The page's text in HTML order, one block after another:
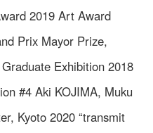
2019 Art Award
Prix Mayor Prize,
Exhibition 2018
#4 Aki KOJIMA, Muku
Kyoto 2020 “transmit